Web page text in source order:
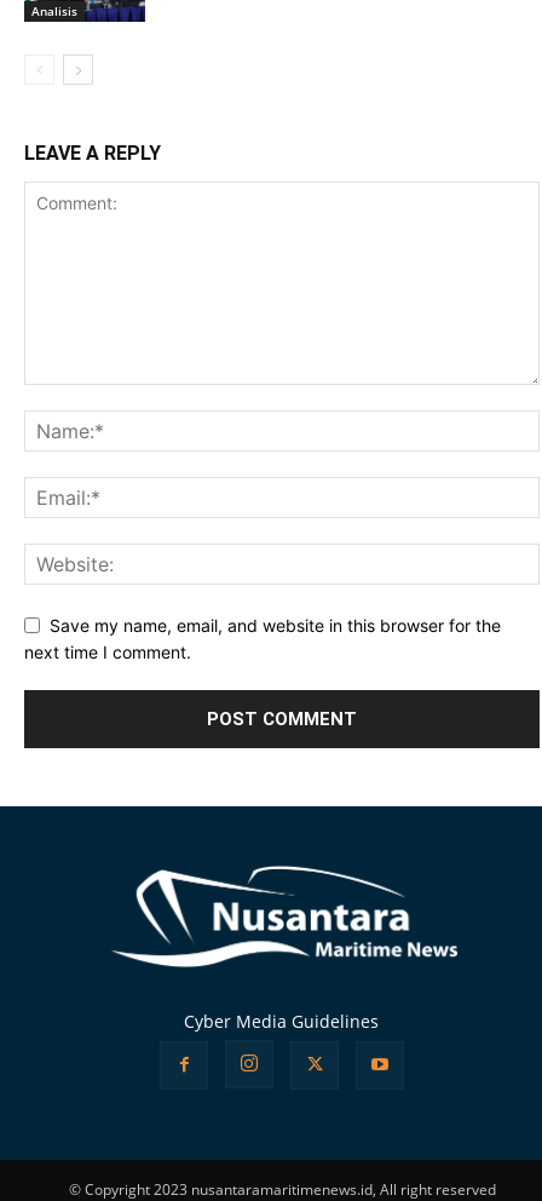
Analisis
LEAVE A REPLY
Save my name, email, and website in this browser for the
next time I comment.
Cyber Media Guidelines
© Copyright 2023 nusantaramaritimenews.id, All right reserved